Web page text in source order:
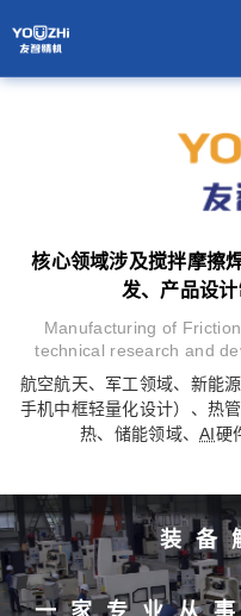
核心领域涉及搅拌摩擦
发、产品设
Manufacturing of
technical research and
航空航天、军工领域、新能
手机中框轻量化设计）、热
热、储能领域、AI硬
装备